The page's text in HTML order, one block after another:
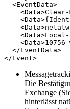
  <EventData>
<Data>10756
  </EventData>
</Event>
Die
Exchange
hinterlässt